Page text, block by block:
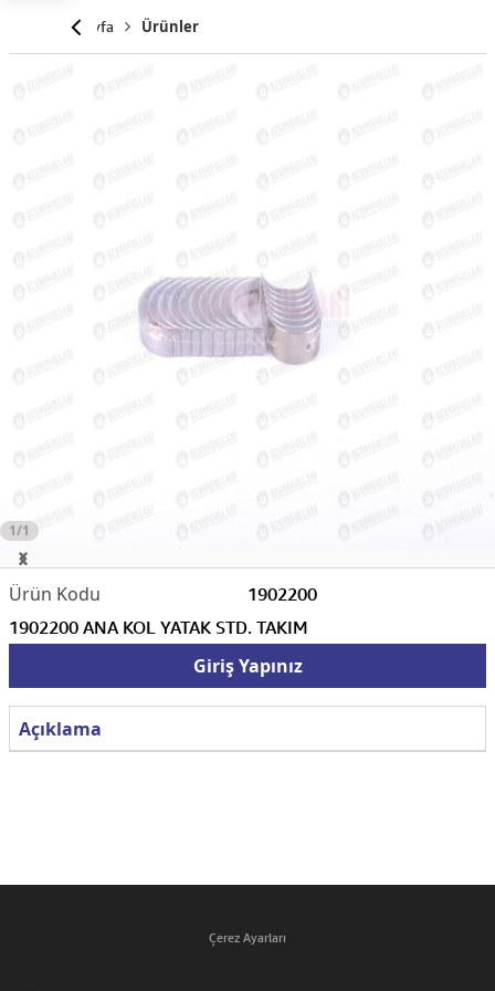
Anasayfa Ürünler
1/1
1902200
1902200 ANA KOL YATAK STD. TAKIM
Giriş Yapınız
Açıklama
Çerez Ayarları